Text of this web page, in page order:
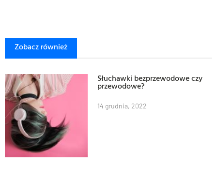
Zobacz również
Słuchawki bezprzewodowe czy
przewodowe?
14 grudnia, 2022